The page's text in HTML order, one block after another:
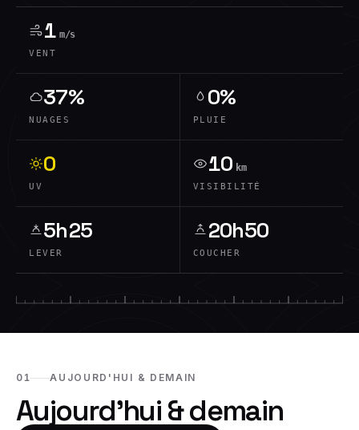
1 m/s
VENT
37%
NUAGES
0%
PLUIE
0
UV
10 km
VISIBILITÉ
5h25
LEVER
20h50
COUCHER
01 AUJOURD'HUI & DEMAIN
Aujourd'hui & demain